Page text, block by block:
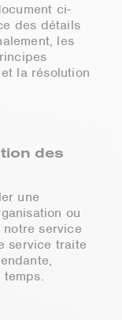
ci-
des détails
les
la résolution
des
une
ou
service
service traite